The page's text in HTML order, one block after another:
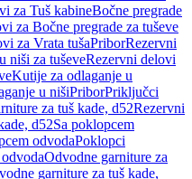
za Tuš kabineBočne pregrade
za Bočne pregrade za tuševe
za Vrata tušaPriborRezervni
niši za tuševeRezervni delovi
Kutije za odlaganje u
u nišiPriborPriključci
za tuš kade, d52Rezervni
d52Sa poklopcem
odvodaPoklopci
Odvodne garniture za
garniture za tuš kade,